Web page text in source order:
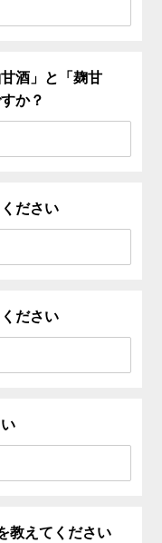
酒」と「麹甘
か？
ださい
ださい
教えてください